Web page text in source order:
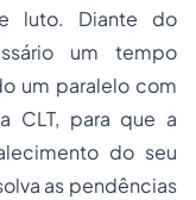
luto. Diante do
um tempo
um paralelo com
CLT, para que a
do seu
as pendências